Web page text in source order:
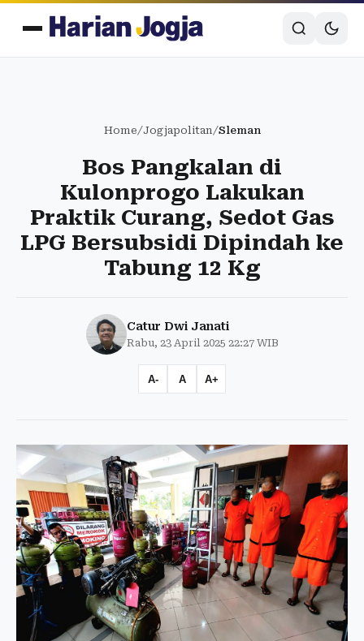
Home/Jogjapolitan/Sleman
Bos Pangkalan di
Kulonprogo Lakukan
Praktik Curang, Sedot Gas
LPG Bersubsidi Dipindah ke
Tabung 12 Kg
Catur Dwi Janati
Rabu, 23 April 2025 22:27 WIB
A- A A+